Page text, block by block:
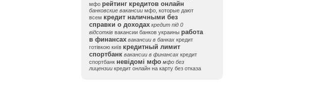
мфо рейтинг кредитов онлайн
банковские вакансии мфо, которые дают
всем кредит наличными без
справки о доходах кредит під 0
відсотків вакансии банков украины работа
в финансах вакансии в банках кредит
готівкою київ кредитный лимит
спортбанк вакансии в финансах кредит
спортбанк невідомі мфо мфо без
лицензии кредит онлайн на карту без отказа